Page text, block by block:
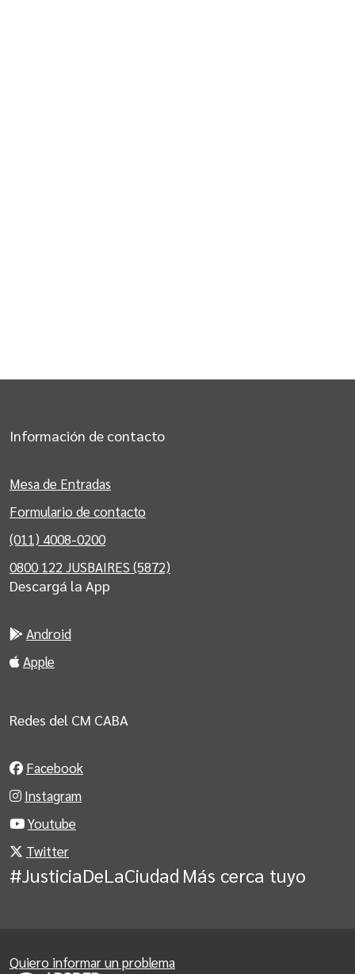
Información de contacto
Mesa de Entradas
Formulario de contacto
(011) 4008-0200
0800 122 JUSBAIRES (5872)
Descargá la App
Android
Apple
Redes del CM CABA
Facebook
Instagram
Youtube
Twitter
#JusticiaDeLaCiudad Más cerca tuyo
Quiero informar un problema